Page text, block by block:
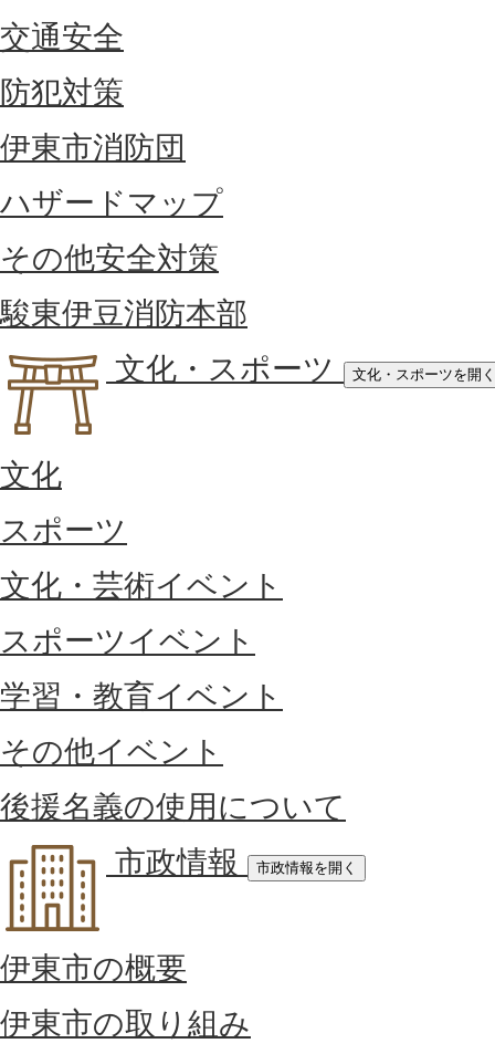
交通安全
防犯対策
伊東市消防団
ハザードマップ
その他安全対策
駿東伊豆消防本部
文化・スポーツ
文化・スポーツを開く
文化
スポーツ
文化・芸術イベント
スポーツイベント
学習・教育イベント
その他イベント
後援名義の使用について
市政情報
市政情報を開く
伊東市の概要
伊東市の取り組み